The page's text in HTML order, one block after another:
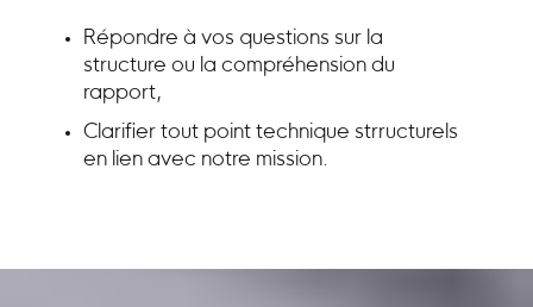
Répondre à vos questions sur la
structure ou la compréhension du
rapport,
Clarifier tout point technique strructurels
en lien avec notre mission.